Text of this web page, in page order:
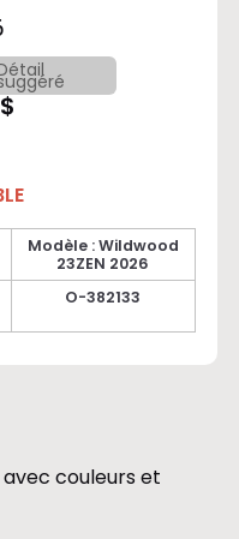
Modèle : Wildwood
23ZEN 2026
O-382133
couleurs et